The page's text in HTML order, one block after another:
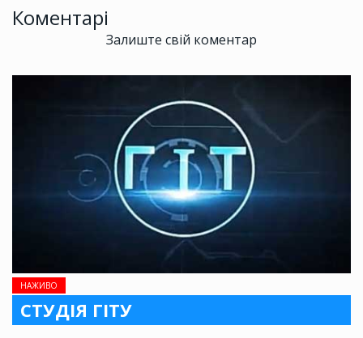
НАЖИВО
СТУДІЯ ГІТУ
Коментарі
Залиште свій коментар